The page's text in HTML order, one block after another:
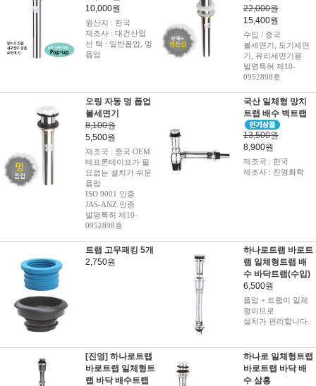
10,000원
원산지 : 한국
제조사 : 대건산업
선 택 : 일반폽업, 멍
폽업
22,000원
15,400원
수입 / 중국
볼세면기, 도기세면
기, 유리세면기용
발명특허 제10-
0952898호
오링 자동 멍 폽업
볼세면기
8,100원
5,500원
제조국 : 중국 OEM
테프론테이프가 필
요없는 설치가 쉬운
폽업
ISO 9001 인증
JAS-ANZ 인증
발명특허 제10-
0952898호
국산 일체형 망치
트랩 배수 벽트랩
13,500원
8,900원
제조국 : 한국
제조사 : 진영화학
트랩 고무패킹 5개
2,750원
하나로트랩 바로트
랩 일체형트랩 배
수 바닥트랩(수입)
6,500원
폽업 + 트랩이 일체
형이므로
설치가 편리합니다.
[진영] 하나로트랩
바로트랩 일체형트
랩 바닥 배수트랩
하나로 일체형트랩
바로트랩 바닥 배
수 삼흥